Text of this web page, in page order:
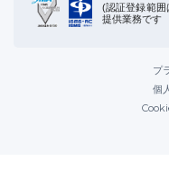
(認証登録範囲
提供業務です
プ
個